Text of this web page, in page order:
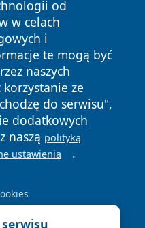
od
w celach
i
te mogą być
naszych
ze
do serwisu",
dodatkowych
naszą polityką
ustawienia .
prawa zastrzeżone.
Polityka
Cookies